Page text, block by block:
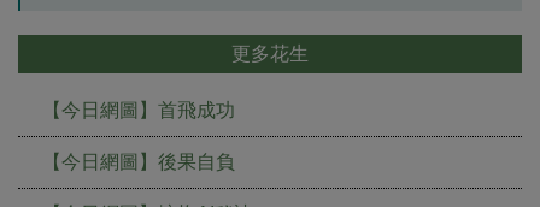
更多花生
【今日網圖】首飛成功
【今日網圖】後果自負